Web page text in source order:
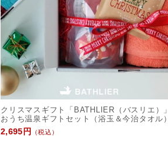
クリスマスギフト「BATHLIER（バスリエ）」
おうち温泉ギフトセット（浴玉＆今治タオル）
2,695円
（税込）